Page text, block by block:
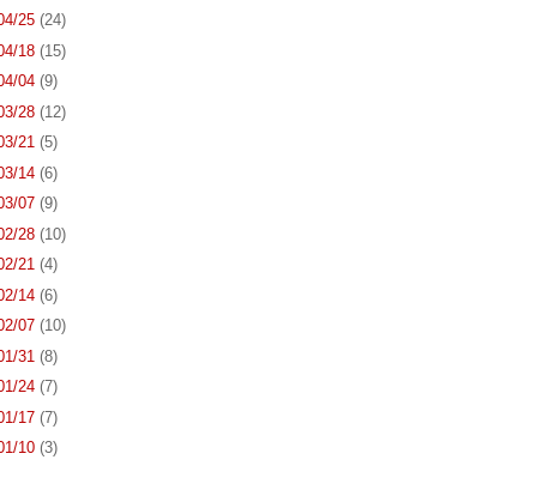
25 (24)
18 (15)
04 (9)
28 (12)
21 (5)
14 (6)
07 (9)
28 (10)
21 (4)
14 (6)
07 (10)
31 (8)
24 (7)
17 (7)
10 (3)